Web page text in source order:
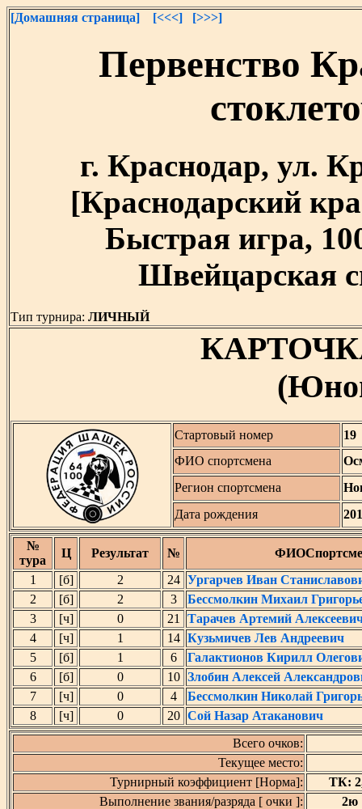
[Домашняя страница] [<<<] [>>>]
Первенство
г. Краснодар, ул.
[Краснодарский
Быстрая игра,
Швейцарская
Тип турнира: ЛИЧНЫЙ
Стартовый номер
19
ФИО спортсмена
Регион спортсмена
Дата рождения
№
тура
Ц Результат №
1
[б] 2 24 Ургарчев Иван
2
[б] 2 3
Бессмолкин Михаил
3
[ч] 0 21
Тарачeв Артемий
4
[ч] 1 14 Кузьмичев Лев Андреевич
5
[б] 1 6
Галактионов Кирилл
6
[б] 0 10 Злобин Алексей
7
[ч] 0 4
Бессмолкин Николай
8
[ч] 0 20 Сой Назар Атаканович
Всего очков:
Текущее место:
Турнирный коэффициент [Норма]:
ТК:
Выполнение звания/разряда [ очки ]:
2ю